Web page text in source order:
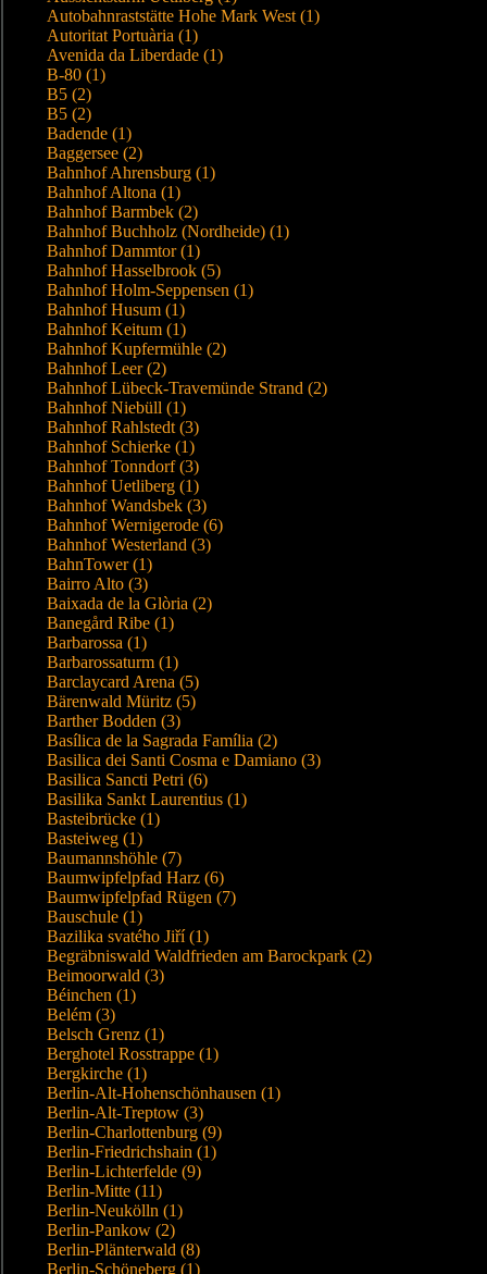
Autobahnraststätte Hohe Mark West (1)
Autoritat Portuària (1)
Avenida da Liberdade (1)
B-80 (1)
B5 (2)
B5 (2)
Badende (1)
Baggersee (2)
Bahnhof Ahrensburg (1)
Bahnhof Altona (1)
Bahnhof Barmbek (2)
Bahnhof Buchholz (Nordheide) (1)
Bahnhof Dammtor (1)
Bahnhof Hasselbrook (5)
Bahnhof Holm-Seppensen (1)
Bahnhof Husum (1)
Bahnhof Keitum (1)
Bahnhof Kupfermühle (2)
Bahnhof Leer (2)
Bahnhof Lübeck-Travemünde Strand (2)
Bahnhof Niebüll (1)
Bahnhof Rahlstedt (3)
Bahnhof Schierke (1)
Bahnhof Tonndorf (3)
Bahnhof Uetliberg (1)
Bahnhof Wandsbek (3)
Bahnhof Wernigerode (6)
Bahnhof Westerland (3)
BahnTower (1)
Bairro Alto (3)
Baixada de la Glòria (2)
Banegård Ribe (1)
Barbarossa (1)
Barbarossaturm (1)
Barclaycard Arena (5)
Bärenwald Müritz (5)
Barther Bodden (3)
Basílica de la Sagrada Família (2)
Basilica dei Santi Cosma e Damiano (3)
Basilica Sancti Petri (6)
Basilika Sankt Laurentius (1)
Basteibrücke (1)
Basteiweg (1)
Baumannshöhle (7)
Baumwipfelpfad Harz (6)
Baumwipfelpfad Rügen (7)
Bauschule (1)
Bazilika svatého Jiří (1)
Begräbniswald Waldfrieden am Barockpark (2)
Beimoorwald (3)
Béinchen (1)
Belém (3)
Belsch Grenz (1)
Berghotel Rosstrappe (1)
Bergkirche (1)
Berlin-Alt-Hohenschönhausen (1)
Berlin-Alt-Treptow (3)
Berlin-Charlottenburg (9)
Berlin-Friedrichshain (1)
Berlin-Lichterfelde (9)
Berlin-Mitte (11)
Berlin-Neukölln (1)
Berlin-Pankow (2)
Berlin-Plänterwald (8)
Berlin-Schöneberg (1)